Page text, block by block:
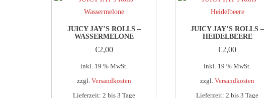
JUICY JAY’S ROLLS –
WASSERMELONE
€2,00
inkl. 19 % MwSt.
zzgl. Versandkosten
Lieferzeit: 2 bis 3 Tage
JUICY JAY’S ROLLS –
HEIDELBEERE
€2,00
inkl. 19 % MwSt.
zzgl.Versandkosten
Lieferzeit:2 bis 3 Tage